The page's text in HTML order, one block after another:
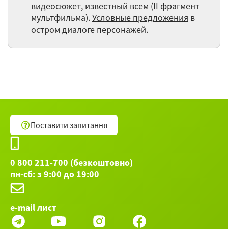
видеосюжет, известный всем (II фрагмент
мультфильма).Условные предложения в
остром диалоге персонажей.
Поставити запитання
0 800 211-700 (безкоштовно)
пн-сб: з 9:00 до 19:00
e-mail лист